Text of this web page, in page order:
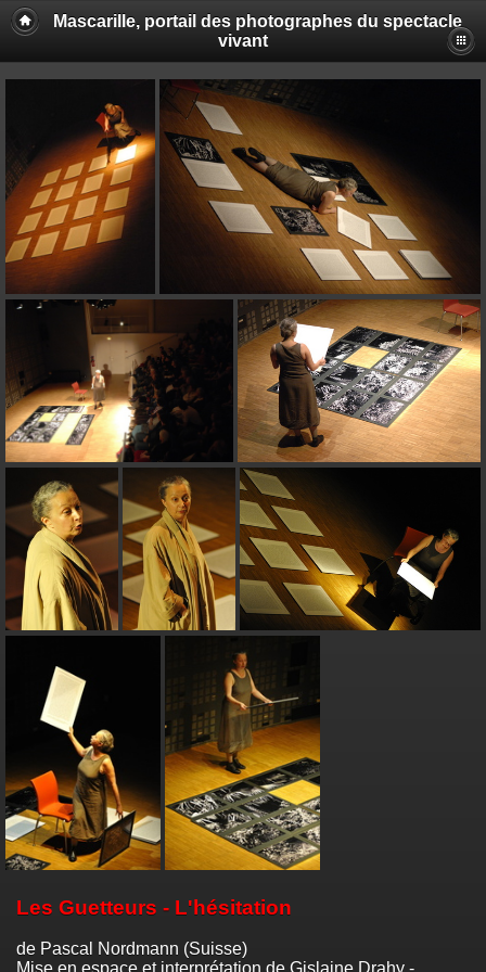
Mascarille, portail des photographes du spectacle
vivant
Les Guetteurs - L'hésitation
de Pascal Nordmann (Suisse)